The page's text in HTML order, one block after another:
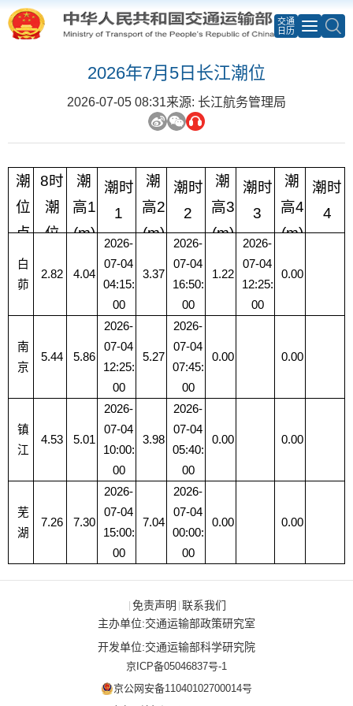
交通
日历
2026年7月5日长江潮位
2026-07-05 08:31来源: 长江航务管理局
潮
位
点
8时
潮
位
潮
高1
(m)
潮时
1
潮
高2
(m)
潮时
2
潮
高3
(m)
潮时
3
潮
高4
(m)
潮时
4
白
茆
2.82 4.04
2026-
07-04
04:15:
00
3.37
2026-
07-04
16:50:
00
1.22
2026-
07-04
12:25:
00
0.00
南
京
5.44 5.86
2026-
07-04
12:25:
00
5.27
2026-
07-04
07:45:
00
0.00 0.00
镇
江
4.53 5.01
2026-
07-04
10:00:
00
3.98
2026-
07-04
05:40:
00
0.00 0.00
芜
湖
7.26 7.30
2026-
07-04
15:00:
00
7.04
2026-
07-04
00:00:
00
0.00 0.00
| 免责声明 | 联系我们
主办单位:交通运输部政策研究室
开发单位:交通运输部科学研究院
京ICP备05046837号-1
京公网安备11040102700014号